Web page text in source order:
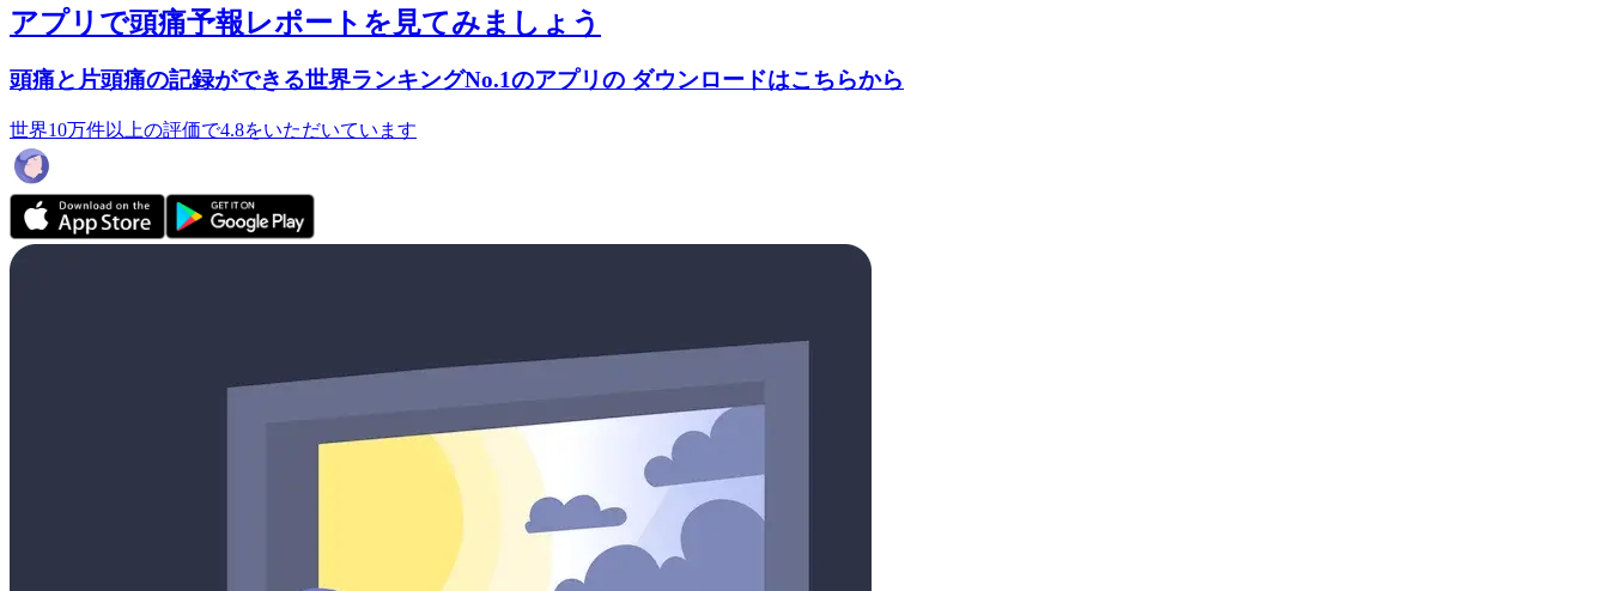
アプリで頭痛予報レポートを見てみましょう
頭痛と片頭痛の記録ができる世界ランキングNo.1のアプリの ダウンロードはこちらから
世界10万件以上の評価で4.8をいただいています